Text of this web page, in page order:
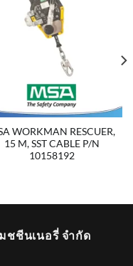
WORKMAN RESCUER,
15 M, SST CABLE P/N
10158192
ชชีนเนอรี่ จำกัด